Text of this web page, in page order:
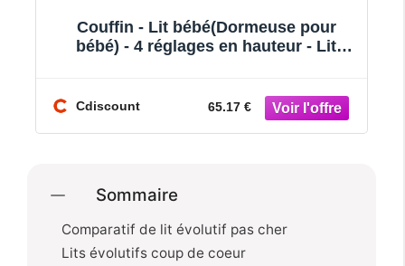
B.LIVEM Tricycle Bébé
Draisienne Évolutif Trike Bebe
Cdiscount 59.98 €
Sommaire
Comparatif de lit évolutif pas cher
Lits évolutifs coup de coeur